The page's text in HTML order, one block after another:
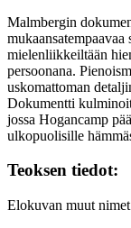
Malmbergin
mukaansatempaavaa
mielenliikkeiltään
persoonana.
uskomattoman
Dokumentti
jossa Hogancamp
ulkopuolisille
Teoksen tiedot:
Elokuvan muut nimet